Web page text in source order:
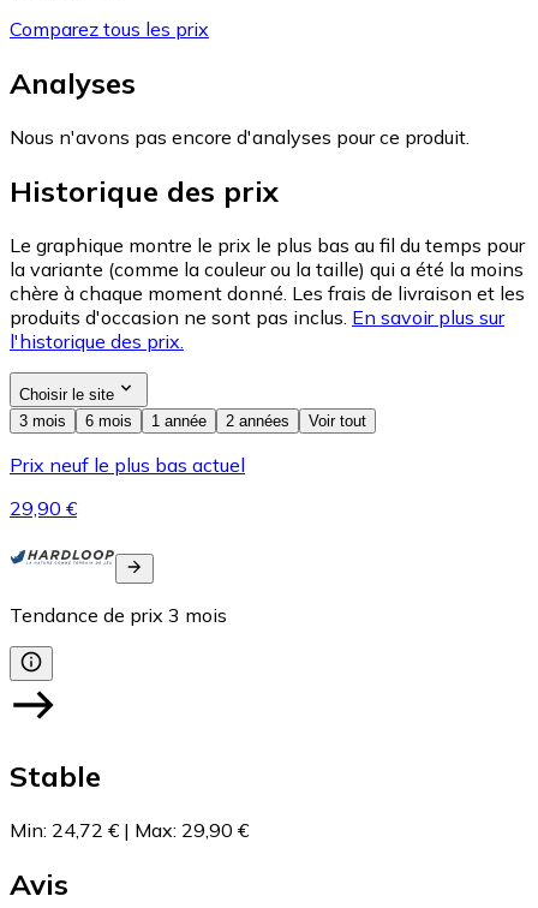
Comparez tous les prix
Analyses
Nous n'avons pas encore d'analyses pour ce produit.
Historique des prix
Le graphique montre le prix le plus bas au fil du temps pour
la variante (comme la couleur ou la taille) qui a été la moins
chère à chaque moment donné. Les frais de livraison et les
produits d'occasion ne sont pas inclus. En savoir plus sur
l'historique des prix.
Choisir le site
3 mois
6 mois 1 année 2 années Voir tout
Prix neuf le plus bas actuel
29,90 €
Tendance de prix 3 mois
Stable
Min: 24,72 € | Max: 29,90 €
Avis